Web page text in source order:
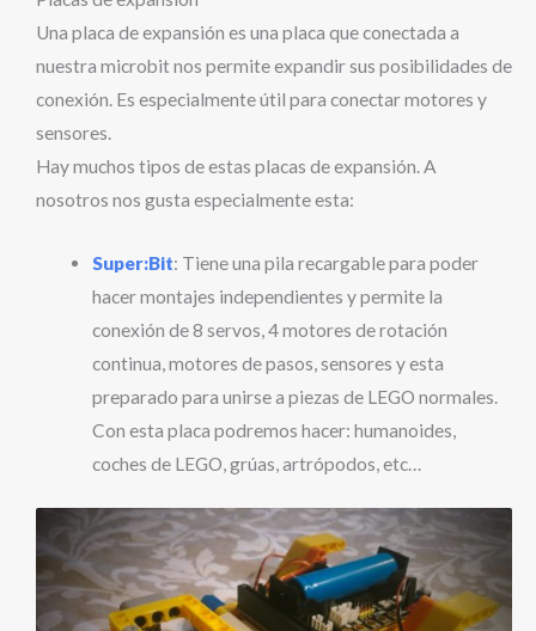
Una placa de expansión es una placa que conectada a
nuestra microbit nos permite expandir sus posibilidades de
conexión. Es especialmente útil para conectar motores y
sensores.
Hay muchos tipos de estas placas de expansión. A
nosotros nos gusta especialmente esta:
Super:Bit: Tiene una pila recargable para poder
hacer montajes independientes y permite la
conexión de 8 servos, 4 motores de rotación
continua, motores de pasos, sensores y esta
preparado para unirse a piezas de LEGO normales.
Con esta placa podremos hacer: humanoides,
coches de LEGO, grúas, artrópodos, etc…